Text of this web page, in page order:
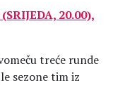
20.00),
treće runde
sezone tim iz